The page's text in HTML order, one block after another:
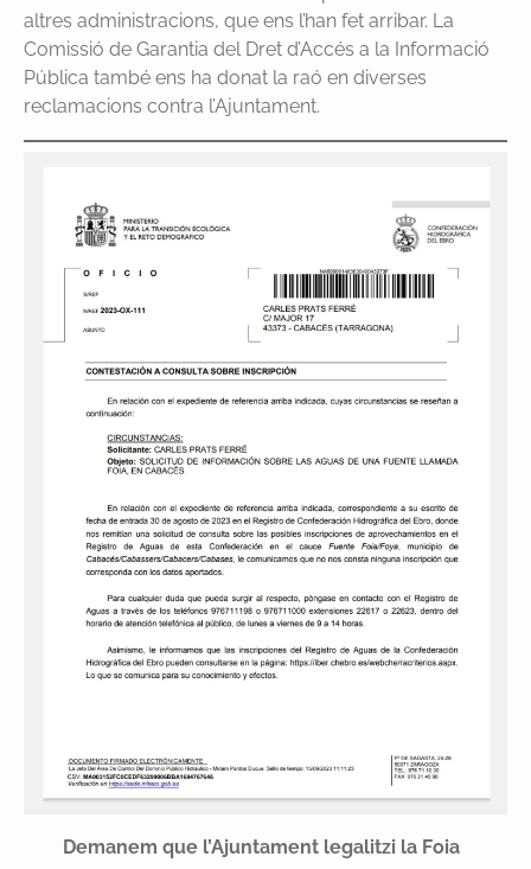
altres administracions, que ens l’han fet arribar. La
Comissió de Garantia del Dret d’Accés a la Informació
Pública també ens ha donat la raó en diverses
reclamacions contra l’Ajuntament.
Demanem que l’Ajuntament legalitzi la Foia